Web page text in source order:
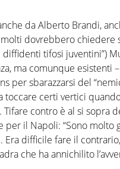
da Alberto Brandi,
dovrebbero chiedere
tifosi juventini”)
ma comunque esistenti
per sbarazzarsi del
toccare certi vertici
contro è al si sopra
per il Napoli: “Sono molto
Era difficile fare il
che ha annichilito